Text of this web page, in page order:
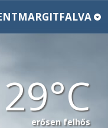
29
erősen felhős